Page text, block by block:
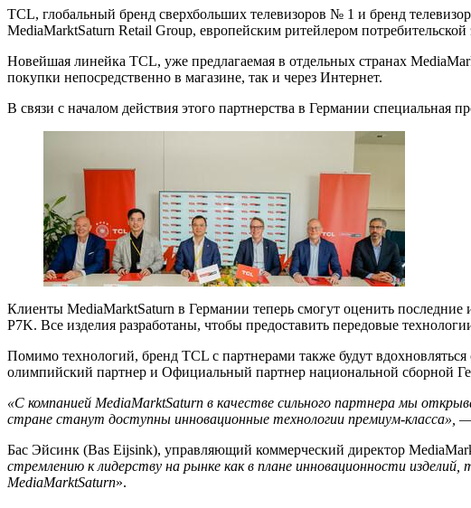
TCL, глобальный бренд сверхбольших телевизоров № 1 и бренд
MediaMarktSaturn Retail Group, европейским ритейлером
Новейшая линейка TCL, уже предлагаемая в отдельных странах
покупки непосредственно в магазине, так и через Интернет.
В связи с началом действия этого партнерства в Германии специальная
Клиенты MediaMarktSaturn в Германии теперь смогут оценить
P7K. Все изделия разработаны, чтобы предоставить передовые
Помимо технологий, бренд TCL с партнерами также будут
олимпийский партнер и Официальный партнер национальной сборной
«С компанией MediaMarktSaturn в качестве сильного партнера мы
стране станут доступны инновационные технологии премиум-класса», —
Бас Эйсинк (Bas Eijsink), управляющий коммерческий директор
стремлению к лидерству на рынке как в плане инновационности
MediaMarktSaturn».